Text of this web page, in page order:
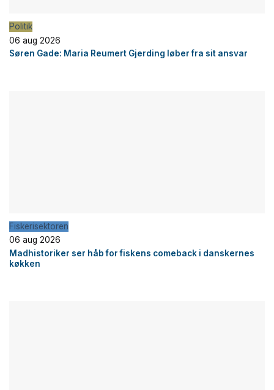
Politik
06 aug 2026
Søren Gade: Maria Reumert Gjerding løber fra sit ansvar
Fiskerisektoren
06 aug 2026
Madhistoriker ser håb for fiskens comeback i danskernes
køkken